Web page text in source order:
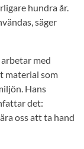
hundra år.
säger
med
material som
Hans
det:
oss att ta hand